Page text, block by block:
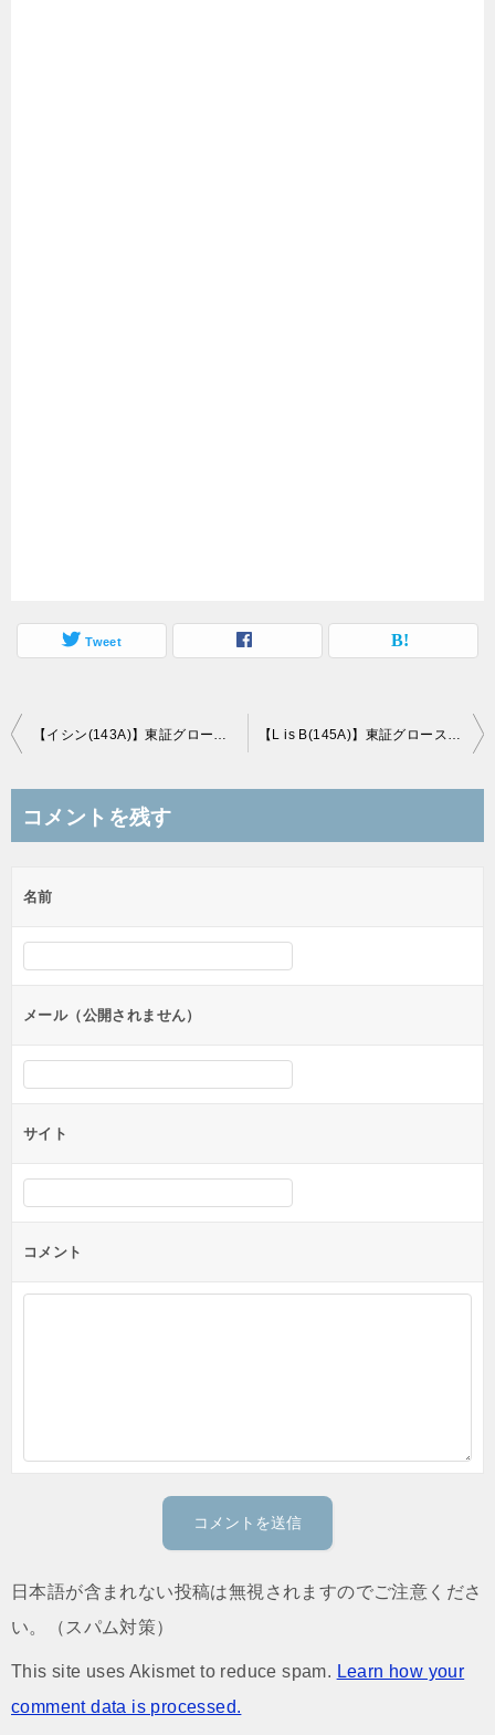
Tweet
投
ビ
ー
シ
ョ
ン
コメントを残す
名前
メール（公開されません）
サイト
コメント
日本語が含まれない投稿は無視されますのでご注意くださ
い。（スパム対策）
This site uses Akismet to reduce spam. Learn how your
comment data is processed.